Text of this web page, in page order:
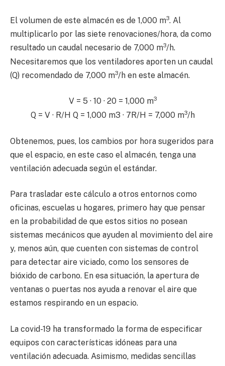
El volumen de este almacén es de 1,000 m3. Al
multiplicarlo por las siete renovaciones/hora, da como
resultado un caudal necesario de 7,000 m3/h.
Necesitaremos que los ventiladores aporten un caudal
(Q) recomendado de 7,000 m3/h en este almacén.
V = 5 · 10 · 20 = 1,000 m3
Q = V · R/H Q = 1,000 m3 · 7R/H = 7,000 m3/h
Obtenemos, pues, los cambios por hora sugeridos para
que el espacio, en este caso el almacén, tenga una
ventilación adecuada según el estándar.
Para trasladar este cálculo a otros entornos como
oficinas, escuelas u hogares, primero hay que pensar
en la probabilidad de que estos sitios no posean
sistemas mecánicos que ayuden al movimiento del aire
y, menos aún, que cuenten con sistemas de control
para detectar aire viciado, como los sensores de
bióxido de carbono. En esa situación, la apertura de
ventanas o puertas nos ayuda a renovar el aire que
estamos respirando en un espacio.
La covid-19 ha transformado la forma de especificar
equipos con características idóneas para una
ventilación adecuada. Asimismo, medidas sencillas